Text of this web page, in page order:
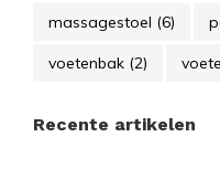
massagestoel (6)
voetenbak (2)
Recente artikelen